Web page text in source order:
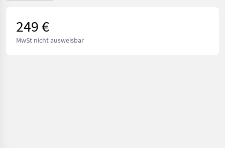
249 €
MwSt nicht ausweisbar